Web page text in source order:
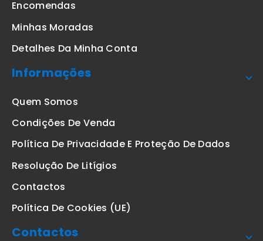
Encomendas
Minhas Moradas
Detalhes Da Minha Conta
Informações
Quem Somos
Condições De Venda
Política De Privacidade E Proteção De Dados
Resolução De Litígios
Contactos
Política De Cookies (UE)
Contactos